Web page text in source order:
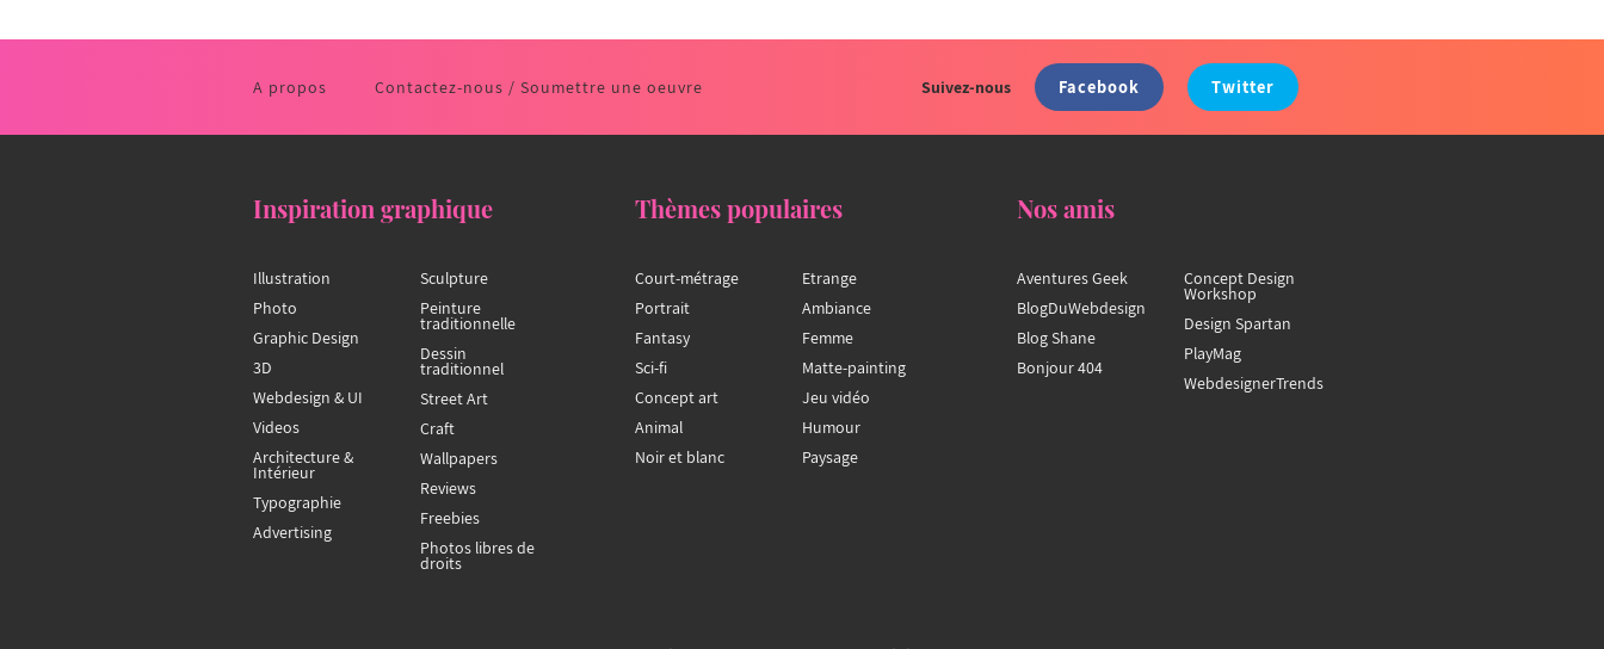
A propos Contactez-nous / Soumettre une oeuvre Suivez-nous Facebook Twitter
Inspiration graphique
Illustration
Photo
Graphic Design
3D
Webdesign & UI
Videos
Architecture &
Intérieur
Typographie
Advertising
Sculpture
Peinture
traditionnelle
Dessin
traditionnel
Street Art
Craft
Wallpapers
Reviews
Freebies
Photos libres de
droits
Thèmes populaires
Court-métrage
Portrait
Fantasy
Sci-fi
Concept art
Animal
Noir et blanc
Etrange
Ambiance
Femme
Matte-painting
Jeu vidéo
Humour
Paysage
Nos amis
Aventures Geek
BlogDuWebdesign
Blog Shane
Bonjour 404
Concept Design
Workshop
Design Spartan
PlayMag
WebdesignerTrends